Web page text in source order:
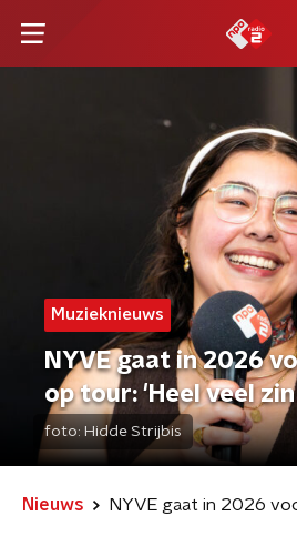
Muzieknieuws
NYVE gaat in 2026
op tour: 'Heel veel
foto: Hidde Strijbis
Nieuws